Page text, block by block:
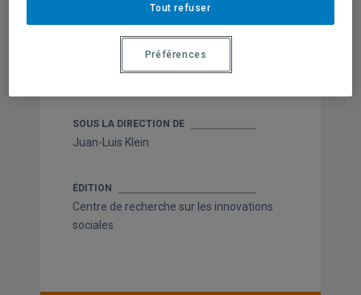
Pierre-Mathieu Le Bel
SOUS LA DIRECTION DE
Juan-Luis Klein
ÉDITION
Centre de recherche sur les innovations
sociales
Tout refuser
Préférences